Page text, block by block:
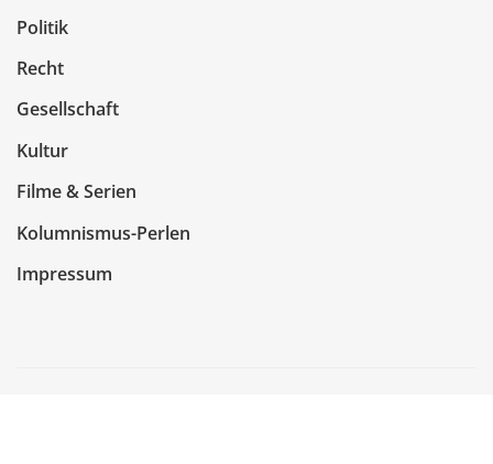
Politik
Recht
Gesellschaft
Kultur
Filme & Serien
Kolumnismus-Perlen
Impressum